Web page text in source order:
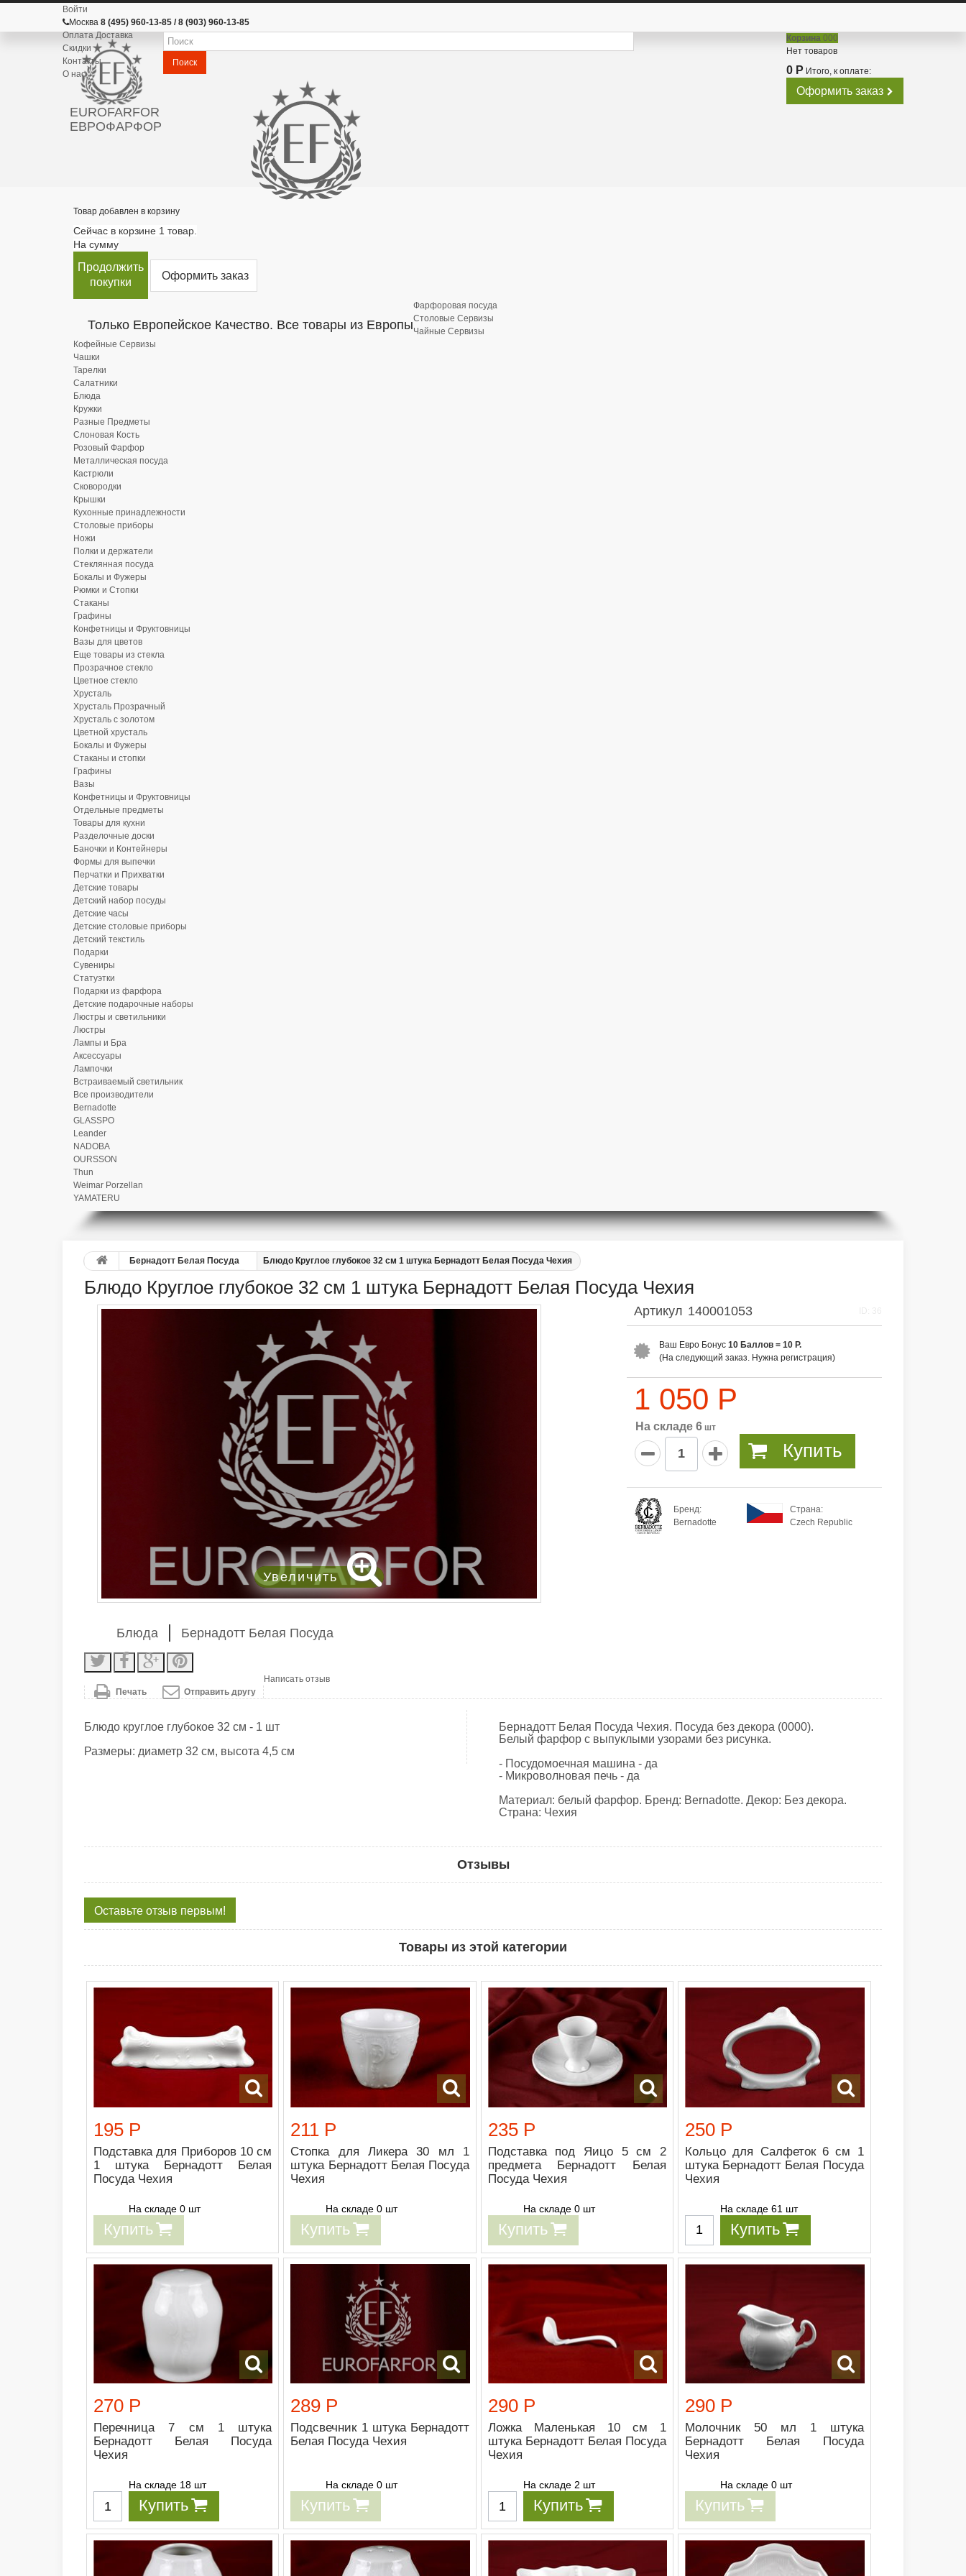
Войти
Москва 8 (495) 960-13-85 / 8 (903) 960-13-85
Оплата Доставка
Скидки
Контакты
О нас
EUROFARFOR
ЕВРОФАРФОР
Поиск
Корзина 000
Нет товаров
0 Р Итого, к оплате:
Оформить заказ
Товар добавлен в корзину
Сейчас в корзине 1 товар.
На сумму
Продолжить
покупки
Оформить заказ
Только Европейское Качество. Все товары из Европы
Фарфоровая посуда
Столовые Сервизы
Чайные Сервизы
Кофейные Сервизы
Чашки
Тарелки
Салатники
Блюда
Кружки
Разные Предметы
Слоновая Кость
Розовый Фарфор
Металлическая посуда
Кастрюли
Сковородки
Крышки
Кухонные принадлежности
Столовые приборы
Ножи
Полки и держатели
Стеклянная посуда
Бокалы и Фужеры
Рюмки и Стопки
Стаканы
Графины
Конфетницы и Фруктовницы
Вазы для цветов
Еще товары из стекла
Прозрачное стекло
Цветное стекло
Хрусталь
Хрусталь Прозрачный
Хрусталь с золотом
Цветной хрусталь
Бокалы и Фужеры
Стаканы и стопки
Графины
Вазы
Конфетницы и Фруктовницы
Отдельные предметы
Товары для кухни
Разделочные доски
Баночки и Контейнеры
Формы для выпечки
Перчатки и Прихватки
Детские товары
Детский набор посуды
Детские часы
Детские столовые приборы
Детский текстиль
Подарки
Сувениры
Статуэтки
Подарки из фарфора
Детские подарочные наборы
Люстры и светильники
Люстры
Лампы и Бра
Аксессуары
Лампочки
Встраиваемый светильник
Все производители
Bernadotte
GLASSPO
Leander
NADOBA
OURSSON
Thun
Weimar Porzellan
YAMATERU
Бернадотт Белая Посуда Блюдо Круглое глубокое 32 см 1 штука Бернадотт Белая Посуда Чехия
Блюдо Круглое глубокое 32 см 1 штука Бернадотт Белая Посуда Чехия
Увеличить
Артикул 140001053
Ваш Евро Бонус 10Баллов = 10 Р.
(На следующий заказ. Нужна регистрация)
1 050 Р
На складе 6 шт
Купить
Бренд:
Bernadotte
Страна:
Czech Republic
Блюда Бернадотт Белая Посуда
Отправить другу
Печать
Написать отзыв
Блюдо круглое глубокое 32 см - 1 шт
Размеры: диаметр 32 см, высота 4,5 см
Бернадотт Белая Посуда Чехия. Посуда без декора (0000).
Белый фарфор с выпуклыми узорами без рисунка.
- Посудомоечная машина - да
- Микроволновая печь - да
Материал: белый фарфор. Бренд: Bernadotte. Декор: Без декора.
Страна: Чехия
Отзывы
Оставьте отзыв первым!
Товары из этой категории
195 Р
Подставка для Приборов 10 см
1 штука Бернадотт Белая
Посуда Чехия
На складе 0 шт
Купить
211 Р
Стопка для Ликера 30 мл 1
штука Бернадотт Белая Посуда
Чехия
На складе 0 шт
Купить
235 Р
Подставка под Яицо 5 см 2
предмета Бернадотт Белая
Посуда Чехия
На складе 0 шт
Купить
250 Р
Кольцо для Салфеток 6 см 1
штука Бернадотт Белая Посуда
Чехия
На складе 61 шт
Купить
270 Р
Перечница 7 см 1 штука
Бернадотт Белая Посуда
Чехия
На складе 18 шт
Купить
289 Р
Подсвечник 1 штука Бернадотт
Белая Посуда Чехия
На складе 0 шт
Купить
290 Р
Ложка Маленькая 10 см 1
штука Бернадотт Белая Посуда
Чехия
На складе 2 шт
Купить
290 Р
Молочник 50 мл 1 штука
Бернадотт Белая Посуда
Чехия
На складе 0 шт
Купить